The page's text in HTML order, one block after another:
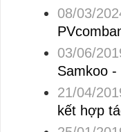
08/03/
03/06/
Samkoo -
21/04/
kết hợp